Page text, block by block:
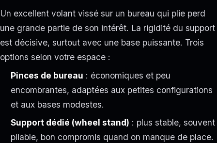
Un excellent volant vissé sur un bureau qui plie perd
une grande partie de son intérêt. La rigidité du support
est décisive, surtout avec une base puissante. Trois
options selon votre espace :
Pinces de bureau : économiques et peu
encombrantes, adaptées aux petites configurations
et aux bases modestes.
Support dédié (wheel stand) : plus stable, souvent
pliable, bon compromis quand on manque de place.